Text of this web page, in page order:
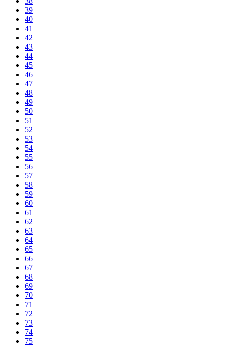
39
40
41
42
43
44
45
46
47
48
49
50
51
52
53
54
55
56
57
58
59
60
61
62
63
64
65
66
67
68
69
70
71
72
73
74
75